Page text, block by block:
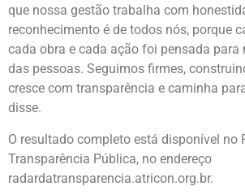
que nossa gestão trabalha com
reconhecimento é de todos nós, porque
cada obra e cada ação foi pensada para
das pessoas. Seguimos firmes,
cresce com transparência e caminha
disse.
O resultado completo está disponível no
Transparência Pública, no endereço
radardatransparencia.atricon.org.br.